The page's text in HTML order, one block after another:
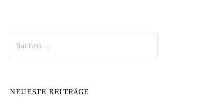
nach:
NEUESTE BEITRÄGE